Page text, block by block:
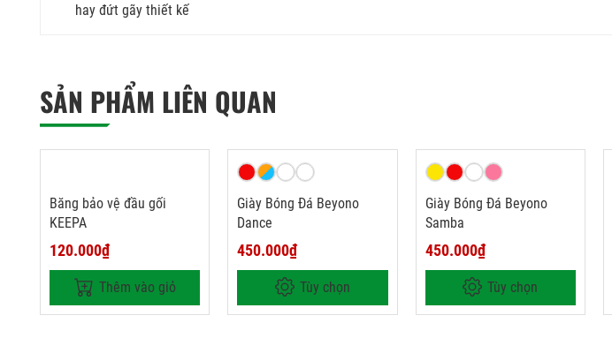
hay đứt gãy thiết kế
SẢN PHẨM LIÊN QUAN
Băng bảo vệ đầu gối
KEEPA
120.000₫
Thêm vào giỏ
Giày Bóng Đá Beyono
Dance
450.000₫
Tùy chọn
Giày Bóng Đá Beyono
Samba
450.000₫
Tùy chọn